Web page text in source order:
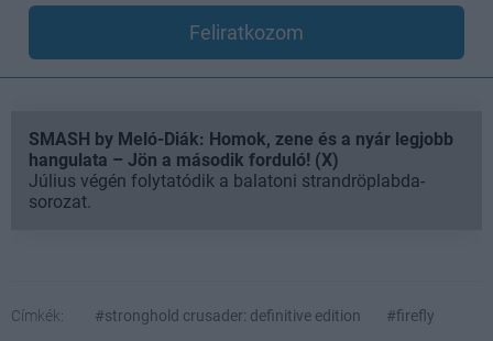
Feliratkozom
SMASH by Meló-Diák: Homok, zene és a nyár legjobb
hangulata – Jön a második forduló! (X)
Július végén folytatódik a balatoni strandröplabda-
sorozat.
Címkék: #stronghold crusader: definitive edition
#firefly